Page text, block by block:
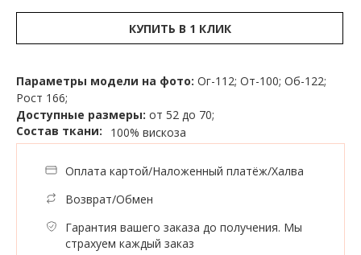
КУПИТЬ В 1 КЛИК
Параметры модели на фото: Ог-112; От-100; Об-122;
Рост 166;
Доступные размеры: от 52 до 70;
Состав ткани:
100% вискоза
Оплата картой/Наложенный платёж/Халва
Возврат/Обмен
Гарантия вашего заказа до получения. Мы
страхуем каждый заказ